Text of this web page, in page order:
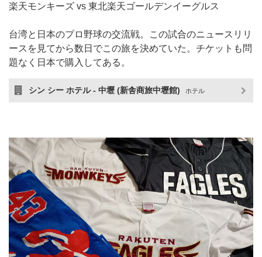
楽天モンキーズ vs 東北楽天ゴールデンイーグルス
台湾と日本のプロ野球の交流戦。この試合のニュースリリ
ースを見てから数日でこの旅を決めていた。チケットも問
題なく日本で購入してある。
シン シー ホテル - 中壢 (新舎商旅中壢館) ホテル